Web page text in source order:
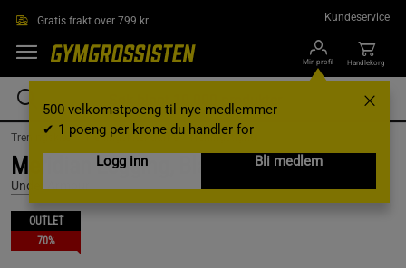
Gratis frakt over 799 kr Kundeservice
Min profil
500 velkomstpoeng til nye medlemmer
✔ 1 poeng per krone du handler for
Logg inn
Bli medlem
Handlekorg
Treningsklær / Treningsklær dame / Treningstights
Meridian Legging, Black, XS
Under Armour
OUTLET
70%